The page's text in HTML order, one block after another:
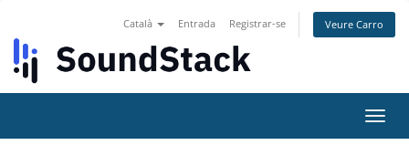
Català Entrada Registrar-se Veure Carro
la